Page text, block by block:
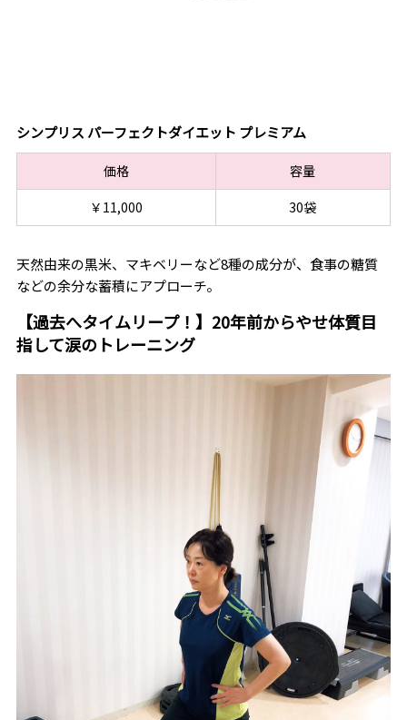
シンプリス パーフェクトダイエット プレミアム
価格
容量
￥11,000
30袋
天然由来の黒米、マキベリーなど8種の成分が、食事の糖質
などの余分な蓄積にアプローチ。
【過去へタイムリープ！】20年前からやせ体質目
指して涙のトレーニング